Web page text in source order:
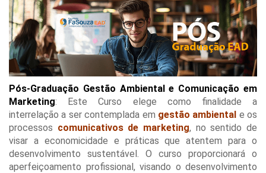
Pós-Graduação Gestão Ambiental e Comunicação em
Marketing: Este Curso elege como finalidade a
interrelação a ser contemplada em gestão ambiental e os
processos comunicativos de marketing, no sentido de
visar a economicidade e práticas que atentem para o
desenvolvimento sustentável. O curso proporcionará o
aperfeiçoamento profissional, visando o desenvolvimento